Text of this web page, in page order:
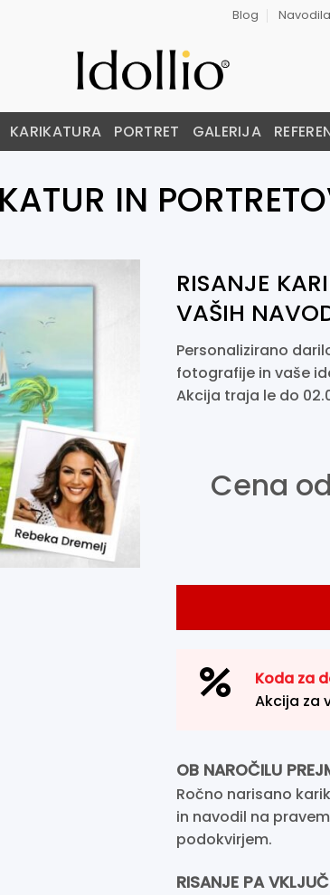
Blog Navodila
KARIKATURA PORTRET GALERIJA
IN
RISANJE
VAŠIH
Personalizirano
fotografije in vaše
Akcija traja le do
Cena
Portretna karikatura
Koda za
Akcija za
OB NAROČILU
Ročno narisano
in navodil na
podokvirjem.
RISANJE PA